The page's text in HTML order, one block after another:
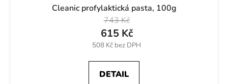
Cleanic profylaktická pasta, 100g
508 Kč bez DPH
615 Kč
743 Kč
DETAIL